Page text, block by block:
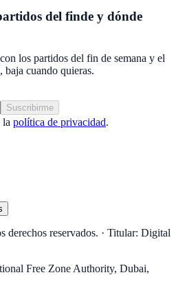
del finde y dónde
los partidos del fin de semana y el
baja cuando quieras.
Suscribirme
la política de privacidad.
reservados. · Titular: Digital
Free Zone Authority, Dubai,